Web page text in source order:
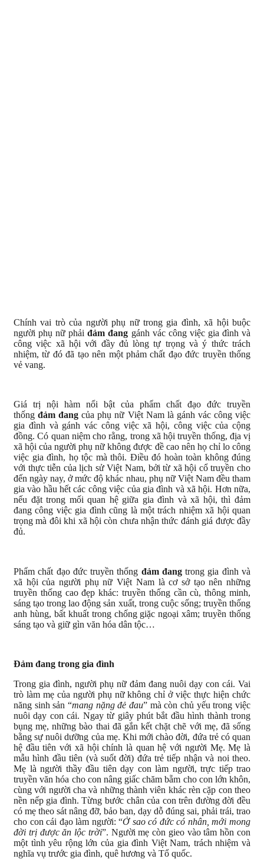
Chính vai trò của người phụ nữ trong gia đình, xã hội buộc
người phụ nữ phảiđảm đang gánh vác công việc gia đình và
công việc xã hội với đầy đủ lòng tự trọng và ý thức trách
nhiệm, từ đó đã tạo nên một phảm chất đạo đức truyền thống
vẻ vang.
Giá trị nội hàm nổi bật của phẩm chất đạo đức truyền
thốngđảm đang của phụ nữ Việt Nam là gánh vác công việc
gia đình và gánh vác công việc xã hội, công việc của cộng
đồng. Có quan niệm cho rằng, trong xã hội truyền thống, địa vị
xã hội của người phụ nữ không được đề cao nên họ chỉ lo công
việc gia đình, họ tộc mà thôi. Điều đó hoàn toàn không đúng
với thực tiễn của lịch sử Việt Nam, bởi từ xã hội cổ truyền cho
đến ngày nay, ở mức độ khác nhau, phụ nữ Việt Nam đều tham
gia vào hầu hết các công việc của gia đình và xã hội. Hơn nữa,
nếu đặt trong mối quan hệ giữa gia đình và xã hội, thì đảm
đang công việc gia đình cũng là một trách nhiệm xã hội quan
trọng mà đôi khi xã hội còn chưa nhận thức đánh giá được đầy
đủ.
Phẩm chất đạo đức truyền thống đảm đangtrong gia đình và
xã hội của người phụ nữ Việt Nam là cơ sở tạo nên những
truyền thống cao đẹp khác: truyền thống cần cù, thông minh,
sáng tạo trong lao động sản xuất, trong cuộc sống; truyền thống
anh hùng, bất khuất trong chống giặc ngoại xâm; truyền thống
sáng tạo và giữ gìn văn hóa dân tộc…
Đảm đang trong gia đình
Trong gia đình, người phụ nữ đảm đang nuôi dạy con cái. Vai
trò làm mẹ của người phụ nữ không chỉ ở việc thực hiện chức
năng sinh sản “mang nặng đẻ đau” mà còn chủ yếu trong việc
nuôi dạy con cái. Ngay từ giây phút bắt đầu hình thành trong
bụng mẹ, những bào thai đã gắn kết chặt chẽ với mẹ, đã sống
bằng sự nuôi dưỡng của mẹ. Khi mới chào đời, đứa trẻ có quan
hệ đầu tiên với xã hội chính là quan hệ với người Mẹ. Mẹ là
mẫu hình đầu tiên (và suốt đời) đứa trẻ tiếp nhận và noi theo.
Mẹ là người thầy đầu tiên dạy con làm người, trực tiếp trao
truyền văn hóa cho con nâng giấc chăm bẵm cho con lớn khôn,
cùng với người cha và những thành viên khác rèn cặp con theo
nền nếp gia đình. Từng bước chân của con trên đường đời đều
có mẹ theo sát nâng đỡ, bảo ban, dạy dỗ đúng sai, phải trái, trao
cho con cái đạo làm người: “Ở sao có đức có nhân, mới mong
đời trị được ăn lộc trời”. Người mẹ còn gieo vào tâm hồn con
một tình yêu rộng lớn của gia đình Việt Nam, trách nhiệm và
nghĩa vụ trước gia đình, quê hương và Tổ quốc.